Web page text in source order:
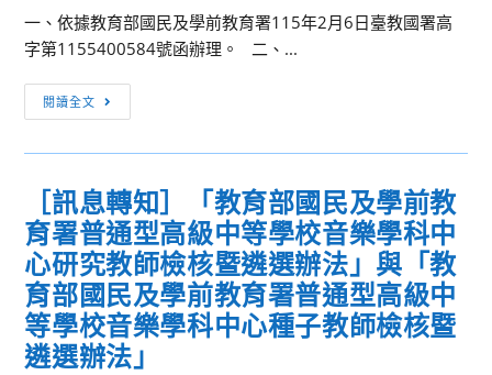
程
活
一、依據教育部國民及學前教育署115年2月6日臺教國署高
字第1155400584號函辦理。 二、...
閱讀全文
學
年
第
2
學
期
高
級
中
［訊息轉知］「教育部國民及學前教
育署普通型高級中等學校音樂學科中
心研究教師檢核暨遴選辦法」與「教
育部國民及學前教育署普通型高級中
等學校音樂學科中心種子教師檢核暨
遴選辦法」